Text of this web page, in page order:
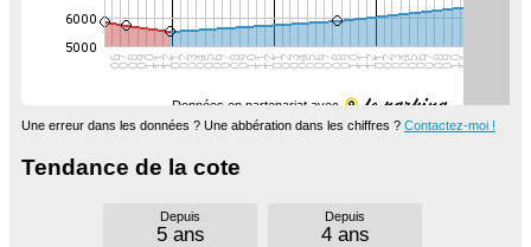
Données en partenariat avec
Une erreur dans les données ? Une abbération dans les chiffres ? Contactez-moi !
Tendance de la cote
Depuis
5 ans
Depuis
4 ans